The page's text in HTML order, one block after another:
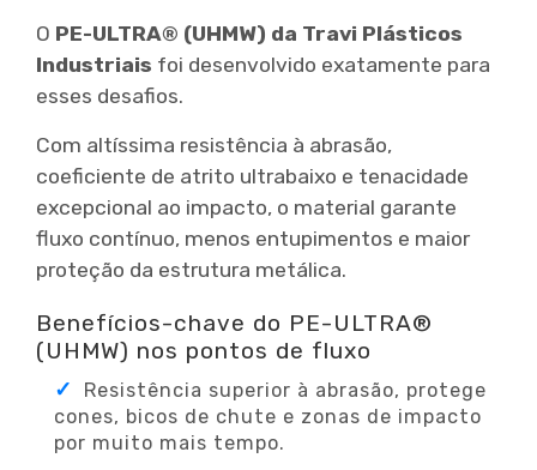
O PE-ULTRA® (UHMW) da Travi Plásticos
Industriais foi desenvolvido exatamente para
esses desafios.
Com altíssima resistência à abrasão,
coeficiente de atrito ultrabaixo e tenacidade
excepcional ao impacto, o material garante
fluxo contínuo, menos entupimentos e maior
proteção da estrutura metálica.
Benefícios-chave do PE-ULTRA®
(UHMW) nos pontos de fluxo
Resistência superior à abrasão, protege
cones, bicos de chute e zonas de impacto
por muito mais tempo.